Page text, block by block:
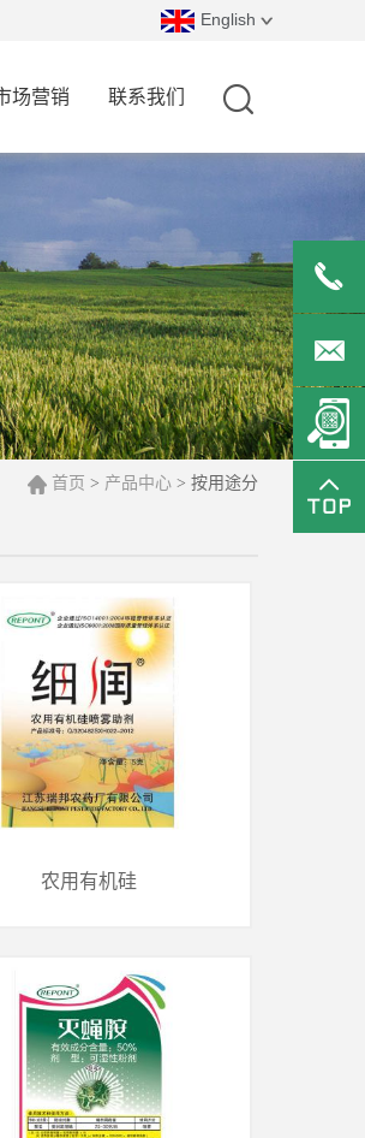
English
场营销 联系我们
首页 > 产品中心 > 按用途分
农用有机硅
有机硅
制剂
类：农用有机硅
0519-
82327666